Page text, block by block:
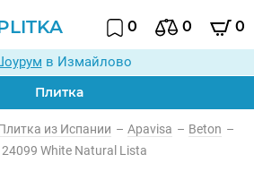
0 0 0
в Измайлово
Плитка
из Испании – Apavisa – Beton –
White Natural Lista